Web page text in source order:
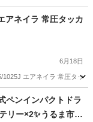
アネイラ 常圧タッカ
6月18日
エアネイラ 常圧タッ
ペンインパクトドラ
リー×2✨うるま市田